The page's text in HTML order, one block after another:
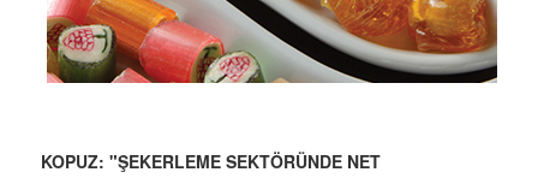
KOPUZ: "ŞEKERLEME SEKTÖRÜNDE NET